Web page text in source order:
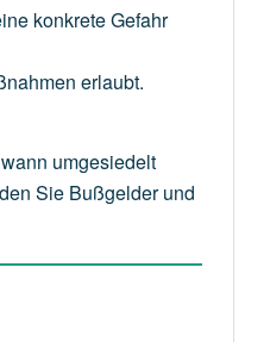
konkreteGefahr
erlaubt.
umgesiedelt
Sie Bußgelder und